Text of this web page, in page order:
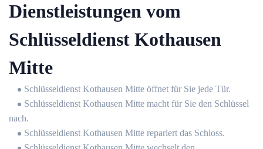
Dienstleistungen vom
Schlüsseldienst Kothausen
Mitte
Schlüsseldienst Kothausen Mitte öffnet für Sie jede Tür.
Schlüsseldienst Kothausen Mitte macht für Sie den Schlüssel
nach.
Schlüsseldienst Kothausen Mitte repariert das Schloss.